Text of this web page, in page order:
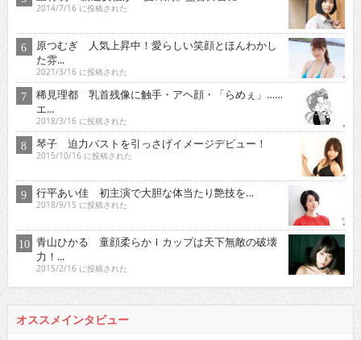
2014/7/16 に投稿された
原つむぎ 人気上昇中！愛らしい笑顔とほんわかし
た雰...
2021/3/16 に投稿された
稀見理都 乳首残像に触手・アヘ顔・「らめぇ」……
エ...
2018/3/16 に投稿された
琴子 迫力バストを引っさげイメージデビュー！
2015/10/16 に投稿された
行平あい佳 初主演で大胆な体当たり艶技を…
2018/9/15 に投稿された
青山ひかる 童顔柔らかＩカップは天下無敵の破壊
力！...
2015/2/16 に投稿された
オススメインタビュー